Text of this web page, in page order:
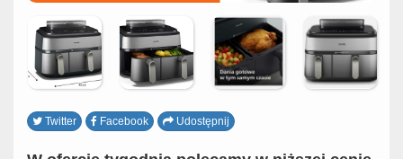
Twitter Facebook Udostępnij